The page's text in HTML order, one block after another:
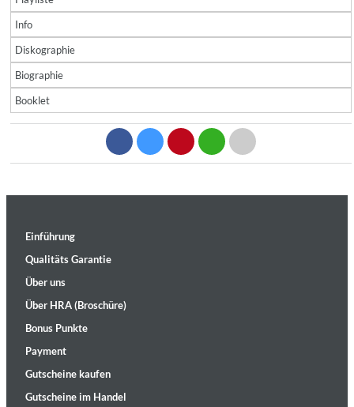
Info
Diskographie
Biographie
Booklet
Einführung
Qualitäts Garantie
Über uns
Über HRA (Broschüre)
Bonus Punkte
Payment
Gutscheine kaufen
Gutscheine im Handel